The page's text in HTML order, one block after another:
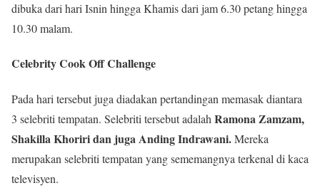
dibuka dari hari Isnin hingga Khamis dari jam 6.30 petang hingga
10.30 malam.
Celebrity Cook Off Challenge
Pada hari tersebut juga diadakan pertandingan memasak diantara
3 selebriti tempatan. Selebriti tersebut adalah Ramona Zamzam,
Shakilla Khoriri dan juga Anding Indrawani.Mereka
merupakan selebriti tempatan yang sememangnya terkenal di kaca
televisyen.